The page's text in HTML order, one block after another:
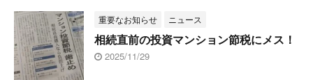
重要なお知らせ ニュース
相続直前の投資マンション節税にメス！
2025/11/29